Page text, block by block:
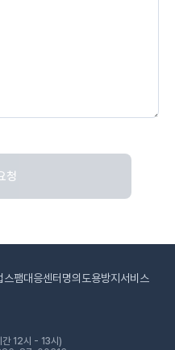
청
스팸대응센터 명의도용방지서비스
12시 - 13시)